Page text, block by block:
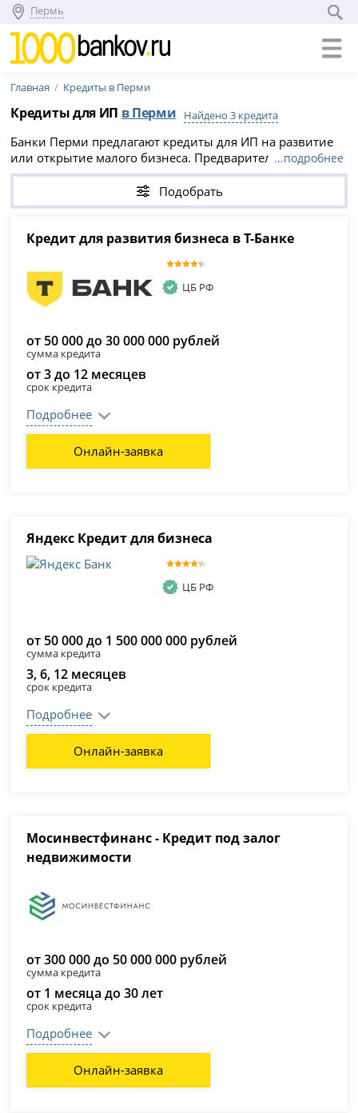
Пермь
Главная Кредиты в Перми
Кредиты для ИП в Перми Найдено 3 кредита
Банки Перми предлагают кредиты для ИП на развитие
или открытие малого бизнеса. Предварительное
решение занимает от 3 минут. Чтобы повысить
вероятность одобрения в Перми, посмотрите варианты
в начале таблицы. Например,Т-Банк (Тинькофф)
Этот кредит для индивидуальных предпринимателей
периодот 3 до 12 месяцев .
...подробнее
Подобрать
Кредит для развития бизнеса в Т-Банке
ЦБ РФ
от 50 000 до 30 000 000 рублей
сумма кредита
от 3 до 12 месяцев
срок кредита
Подробнее
Онлайн-заявка
Яндекс Кредит для бизнеса
ЦБ РФ
от 50 000 до 1 500 000 000 рублей
сумма кредита
3, 6, 12 месяцев
срок кредита
Подробнее
Онлайн-заявка
Мосинвестфинанс - Кредит под залог
недвижимости
от 300 000 до 50 000 000 рублей
сумма кредита
от 1 месяца до 30 лет
срок кредита
Подробнее
Онлайн-заявка